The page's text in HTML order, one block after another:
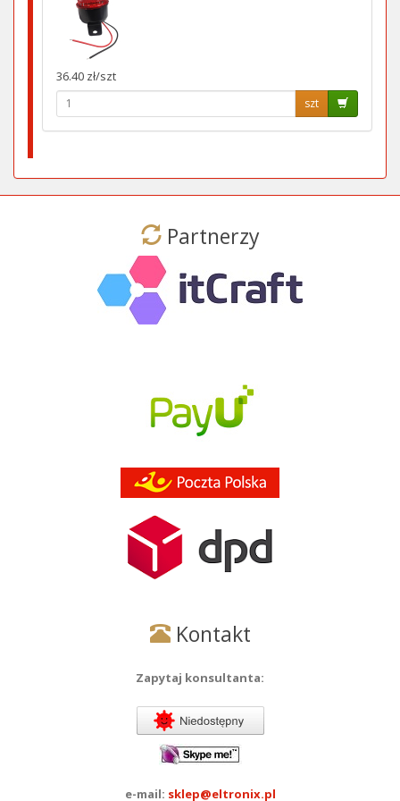
36.40 zł/szt
szt
Partnerzy
Kontakt
Zapytaj konsultanta:
e-mail: sklep@eltronix.pl